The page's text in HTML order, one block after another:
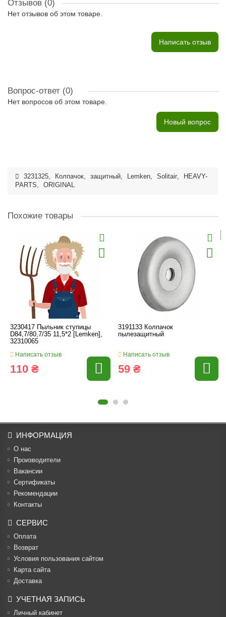
Отзывов (0)
Нет отзывов об этом товаре.
Написать отзыв
Вопрос-ответ (0)
Нет вопросов об этом товаре.
Новый вопрос
3231325, Колпачок, защитный, Lemken, Solitair,
HEAVY-
PARTS, ORIGINAL
Похожие товары
3230417 Пыльник ступицы
D84,7/80,7/35 11,5*2 [Lemken],
32310065
Написать отзыв
110 ₴
3191133 Колпачок
пылезащитный
Написать отзыв
59 ₴
ИНФОРМАЦИЯ
О нас
Производители
Вакансии
Cертификаты
Рекомендации
Контакты
СЕРВИС
Оплата
Возврат
Условия пользования сайтом
Карта сайта
Доставка
УЧЕТНАЯ ЗАПИСЬ
Личный кабинет